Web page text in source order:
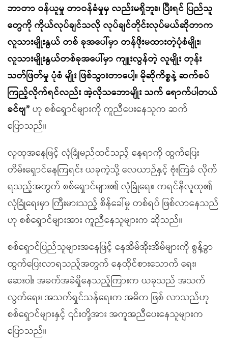
ဘာတာ ဝန်ယူမှု တာဝန်ခံမှုမှ လည်းမရှိဘူး။ ပြီးရင် ပြည်သူ
တွေကို ကိုယ်လုပ်ချင်သလို လုပ်ချင်တိုင်းလုပ်မယ်ဆိုတာက
လူသားမျိုးနွယ် တစ် ခုအပေါ်မှာ တန်ဖိုးမထားတဲ့ပုံစံမျိုး၊
လူသားမျိုးနွယ်တစ်ခုအပေါ်မှာ ကျူးလွန်တဲ့ လူမျိုး တုန်း
သတ်ဖြတ်မှု ပုံစံ မျိုး ဖြစ်သွားတာပေါ့။ မိုဆိုကိစ္စနဲ့ ဆက်စပ်
ကြည့်လိုက်ရင်လည်း အဲ့လိုသဘောမျိုး သက် ရောက်ပါတယ်
ခင်ဗျ” ဟု စစ်ရှောင်များကို ကူညီပေးနေသူက ဆက်
ပြောသည်။
လူထုအနေဖြင့် လုံခြုံမည်ထင်သည့် နေရာကို ထွက်ပြေး
တိမ်းရှောင်နေကြရင်း ယခုကဲ့သို့ လေယာဉ်နှင့် ဗုံးကြဲခံ လိုက်
ရသည့်အတွက် စစ်ရှောင်များ၏ လုံခြုံရေး၊ ကရင်နီလူထု၏
လုံခြုံရေးမှာ ကြီးမားသည့် စိန်ခေါ်မှု တစ်ရပ် ဖြစ်လာနေသည်
ဟု စစ်ရှောင်များအား ကူညီနေသူများက ဆိုသည်။
စစ်ရှောင်ပြည်သူများအနေဖြင့် နေအိမ်အိုးအိမ်များကို စွန့်ခွာ
ထွက်ပြေးလာရသည့်အတွက် နေထိုင်စားသောက် ရေး၊
ဆေးဝါး အခက်အခဲရှိနေသည့်ကြားက ယခုသည် အသက်
လွတ်ရေး၊ အသက်ရှင်သန်ရေးက အဓိက ဖြစ် လာသည်ဟု
စစ်ရှောင်များနှင့် ၎င်းတို့အား အကူအညီပေးနေသူများက
ပြောသည်။